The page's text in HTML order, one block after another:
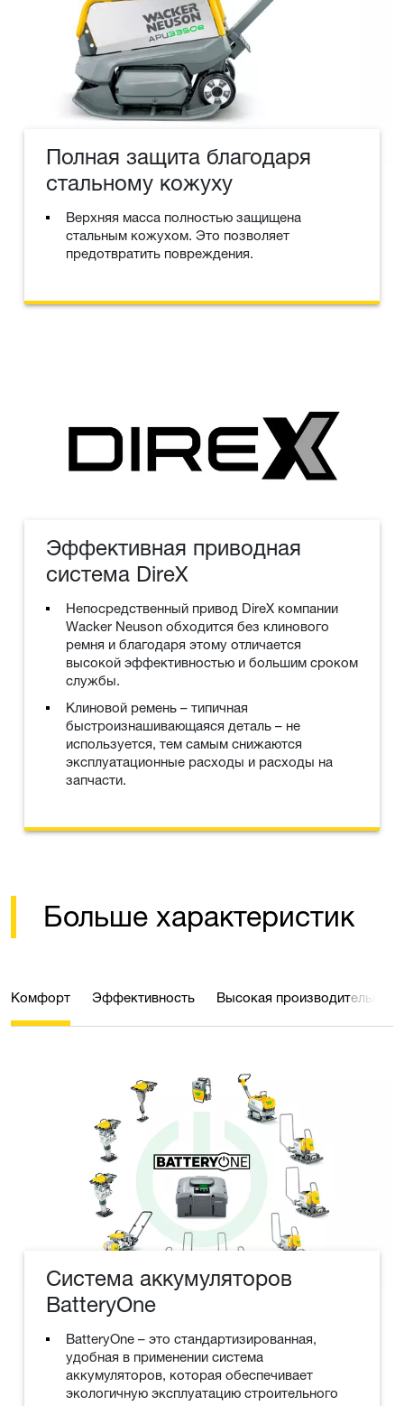
Полная защита благодаря
стальному кожуху
Верхняя масса полностью защищена
стальным кожухом. Это позволяет
предотвратить повреждения.
Эффективная приводная
система DireX
Непосредственный привод DireX компании
Wacker Neuson обходится без клинового
ремня и благодаря этому отличается
высокой эффективностью и большим сроком
службы.
Клиновой ремень – типичная
быстроизнашивающаяся деталь – не
используется, тем самым снижаются
эксплуатационные расходы и расходы на
запчасти.
Больше характеристик
Комфорт Эффективность Высокая
Система аккумуляторов
BatteryOne
BatteryOne – это стандартизированная,
удобная в применении система
аккумуляторов, которая обеспечивает
экологичную эксплуатацию строительного